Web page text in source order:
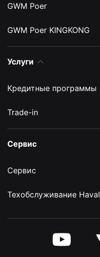
GWM Poer
GWM Poer KINGKONG
Услуги
Кредитные программы
Trade-in
Сервис
Сервис
Техобслуживание Haval